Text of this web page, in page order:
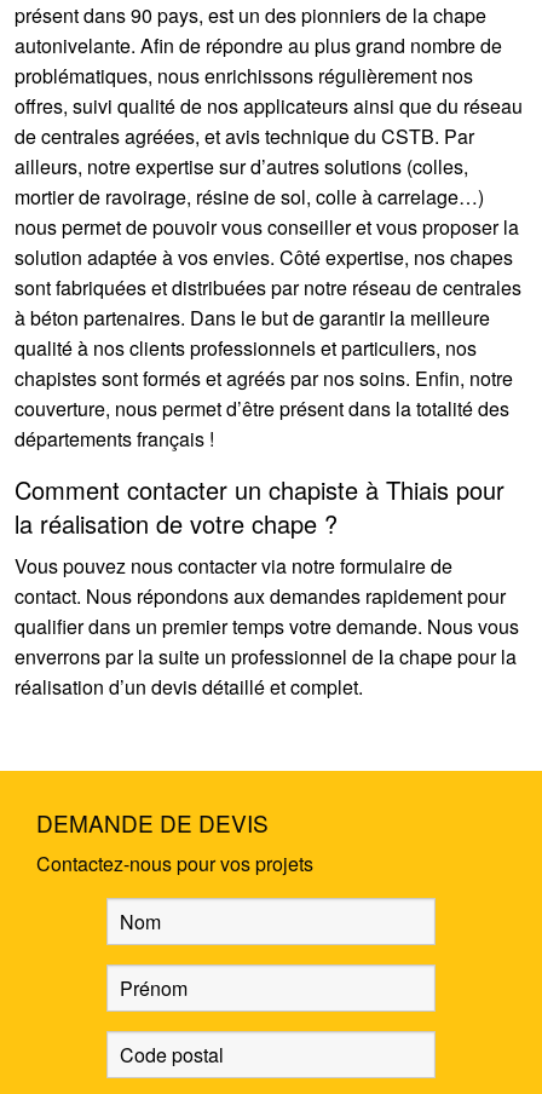
présent dans 90 pays, est un des pionniers de la chape
autonivelante. Afin de répondre au plus grand nombre de
problématiques, nous enrichissons régulièrement nos
offres, suivi qualité de nos applicateurs ainsi que du réseau
de centrales agréées, et avis technique du CSTB. Par
ailleurs, notre expertise sur d’autres solutions (colles,
mortier de ravoirage, résine de sol, colle à carrelage…)
nous permet de pouvoir vous conseiller et vous proposer la
solution adaptée à vos envies. Côté expertise, nos chapes
sont fabriquées et distribuées par notre réseau de centrales
à béton partenaires. Dans le but de garantir la meilleure
qualité à nos clients professionnels et particuliers, nos
chapistes sont formés et agréés par nos soins. Enfin, notre
couverture, nous permet d’être présent dans la totalité des
départements français !
Comment contacter un chapiste à Thiais pour
la réalisation de votre chape ?
Vous pouvez nous contacter via notre formulaire de
contact. Nous répondons aux demandes rapidement pour
qualifier dans un premier temps votre demande. Nous vous
enverrons par la suite un professionnel de la chape pour la
réalisation d’un devis détaillé et complet.
DEMANDE DE DEVIS
Contactez-nous pour vos projets